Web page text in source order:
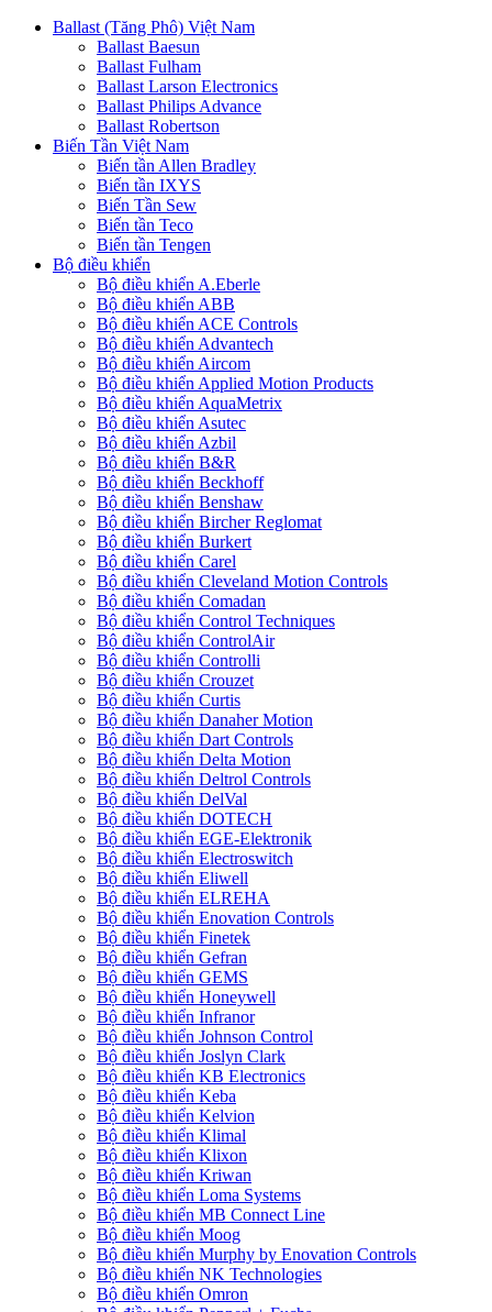
Ballast (Tăng Phô) Việt Nam
Ballast Baesun
Ballast Fulham
Ballast Larson Electronics
Ballast Philips Advance
Ballast Robertson
Biến Tần Việt Nam
Biến tần Allen Bradley
Biến tần IXYS
Biến Tần Sew
Biến tần Teco
Biến tần Tengen
Bộ điều khiển
Bộ điều khiển A.Eberle
Bộ điều khiển ABB
Bộ điều khiển ACE Controls
Bộ điều khiển Advantech
Bộ điều khiển Aircom
Bộ điều khiển Applied Motion Products
Bộ điều khiển AquaMetrix
Bộ điều khiển Asutec
Bộ điều khiển Azbil
Bộ điều khiển B&R
Bộ điều khiển Beckhoff
Bộ điều khiển Benshaw
Bộ điều khiển Bircher Reglomat
Bộ điều khiển Burkert
Bộ điều khiển Carel
Bộ điều khiển Cleveland Motion Controls
Bộ điều khiển Comadan
Bộ điều khiển Control Techniques
Bộ điều khiển ControlAir
Bộ điều khiển Controlli
Bộ điều khiển Crouzet
Bộ điều khiển Curtis
Bộ điều khiển Danaher Motion
Bộ điều khiển Dart Controls
Bộ điều khiển Delta Motion
Bộ điều khiển Deltrol Controls
Bộ điều khiển DelVal
Bộ điều khiển DOTECH
Bộ điều khiển EGE-Elektronik
Bộ điều khiển Electroswitch
Bộ điều khiển Eliwell
Bộ điều khiển ELREHA
Bộ điều khiển Enovation Controls
Bộ điều khiển Finetek
Bộ điều khiển Gefran
Bộ điều khiển GEMS
Bộ điều khiển Honeywell
Bộ điều khiển Infranor
Bộ điều khiển Johnson Control
Bộ điều khiển Joslyn Clark
Bộ điều khiển KB Electronics
Bộ điều khiển Keba
Bộ điều khiển Kelvion
Bộ điều khiển Klimal
Bộ điều khiển Klixon
Bộ điều khiển Kriwan
Bộ điều khiển Loma Systems
Bộ điều khiển MB Connect Line
Bộ điều khiển Moog
Bộ điều khiển Murphy by Enovation Controls
Bộ điều khiển NK Technologies
Bộ điều khiển Omron